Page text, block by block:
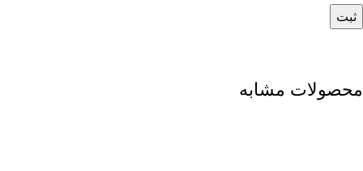
محصولات مشابه